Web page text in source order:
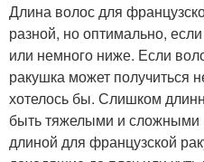
Длина волос для
разной, но оптимально,
или немного ниже. Если
ракушка может получиться
хотелось бы. Слишком
быть тяжелыми и сложными
длиной для французской